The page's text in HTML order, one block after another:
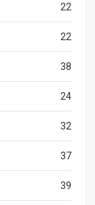
22
22
38
24
32
37
39